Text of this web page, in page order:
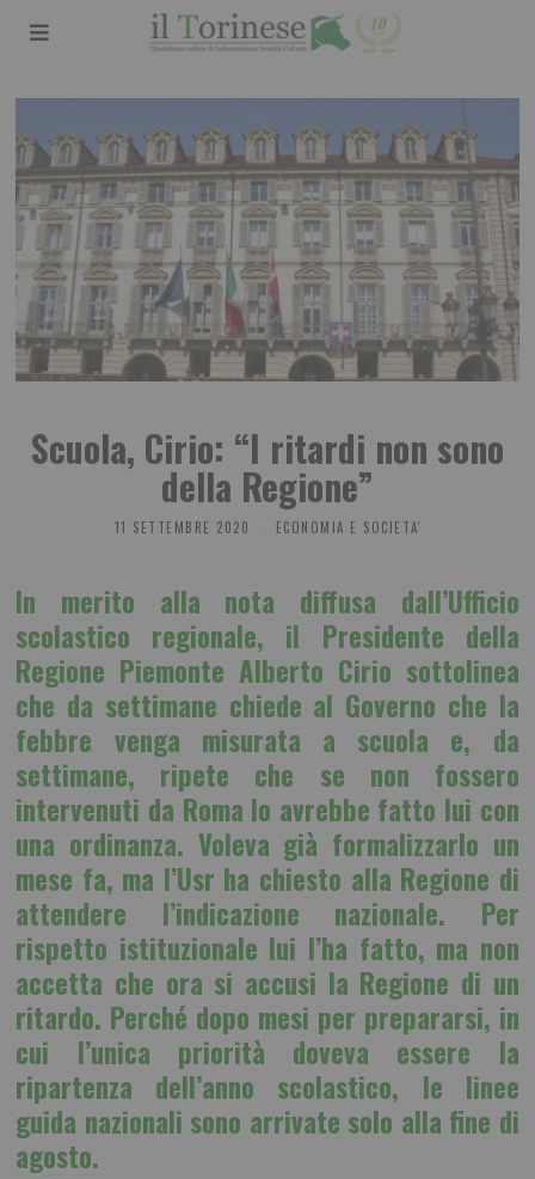
Scuola, Cirio: “I ritardi non sono
della Regione”
11 SETTEMBRE 2020 ECONOMIA E SOCIETA'
In merito alla nota diffusa dall’Ufficio
scolastico regionale, il Presidente della
Regione Piemonte Alberto Cirio sottolinea
che da settimane chiede al Governo che la
febbre venga misurata a scuola e, da
settimane, ripete che se non fossero
intervenuti da Roma lo avrebbe fatto lui con
una ordinanza. Voleva già formalizzarlo un
mese fa, ma l’Usr ha chiesto alla Regione di
attendere l’indicazione nazionale. Per
rispetto istituzionale lui l’ha fatto, ma non
accetta che ora si accusi la Regione di un
ritardo. Perché dopo mesi per prepararsi, in
cui l’unica priorità doveva essere la
ripartenza dell’anno scolastico, le linee
guida nazionali sono arrivate solo alla fine di
agosto.